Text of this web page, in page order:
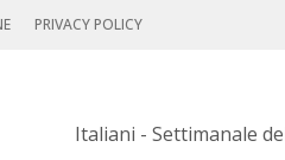
PRIVACY POLICY